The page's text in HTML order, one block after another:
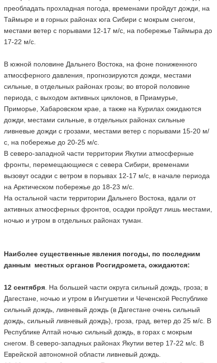
преобладать прохладная погода, временами пройдут дожди, на
Таймыре и в горных районах юга Сибири с мокрым снегом,
местами ветер с порывами 12-17 м/с, на побережье Таймыра до
17-22 м/с.
В южной половине Дальнего Востока, на фоне пониженного
атмосферного давления, прогнозируются дожди, местами
сильные, в отдельных районах грозы; во второй половине
периода, с выходом активных циклонов, в Приамурье,
Приморье, Хабаровском крае, а также на Курилах ожидаются
дожди, местами сильные, в отдельных районах сильные
ливневые дожди с грозами, местами ветер с порывами 15-20 м/
с, на побережье до 20-25 м/с.
В северо-западной части территории Якутии атмосферные
фронты, перемещающиеся с севера Сибири, временами
вызовут осадки с ветром в порывах 12-17 м/с, в начале периода
на Арктическом побережье до 18-23 м/с.
На остальной части территории Дальнего Востока, вдали от
активных атмосферных фронтов, осадки пройдут лишь местами,
ночью и утром в отдельных районах туман.
Наиболее существенные явления погоды, по последним
данным местных органов Росгидромета, ожидаются:
12 сентября. На большей части округа сильный дождь, гроза; в
Дагестане, ночью и утром в Ингушетии и Чеченской Республике
сильный дождь, ливневый дождь (в Дагестане очень сильный
дождь, сильный ливневый дождь), гроза, град, ветер до 25 м/с. В
Республике Алтай ночью сильный дождь, в горах с мокрым
снегом. В северо-западных районах Якутии ветер 17-22 м/с. В
Еврейской автономной области ливневый дождь.